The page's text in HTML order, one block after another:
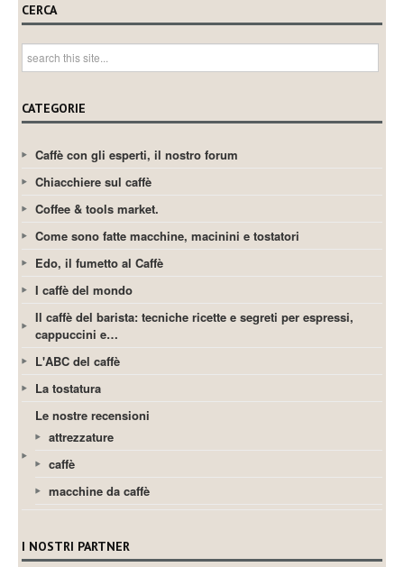
CERCA
CATEGORIE
Caffè con gli esperti, il nostro forum
Chiacchiere sul caffè
Coffee & tools market.
Come sono fatte macchine, macinini e tostatori
Edo, il fumetto al Caffè
I caffè del mondo
Il caffè del barista: tecniche ricette e segreti per espressi,
cappuccini e…
L'ABC del caffè
La tostatura
Le nostre recensioni
attrezzature
caffè
macchine da caffè
I NOSTRI PARTNER